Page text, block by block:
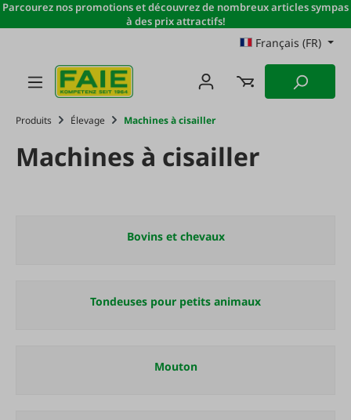
Passer au contenu principal
Parcourez nos promotions et découvrez de nombreux articles sympas
à des prix attractifs!
Français (FR)
Produits Élevage Machines à cisailler
Machines à cisailler
Bovins et chevaux
Tondeuses pour petits animaux
Mouton